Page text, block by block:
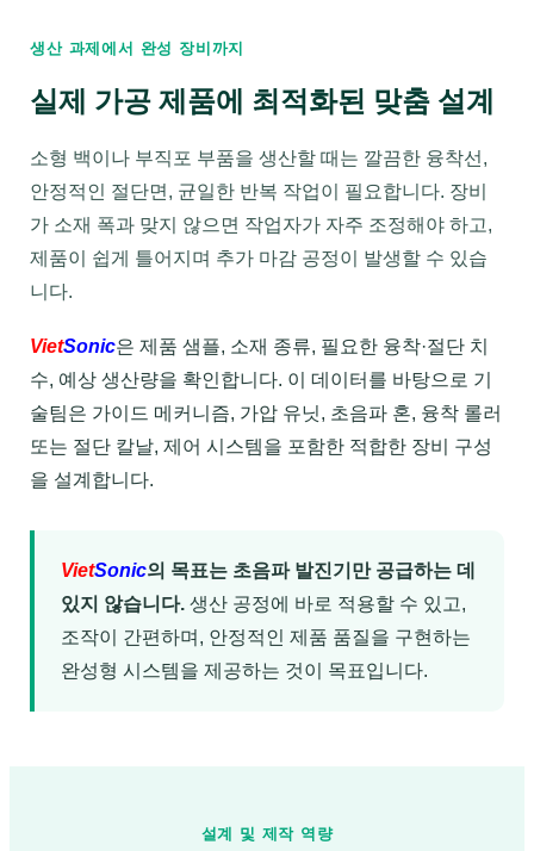
생산 과제에서 완성 장비까지
실제 가공 제품에 최적화된 맞춤 설계
소형 백이나 부직포 부품을 생산할 때는 깔끔한 융착선,
안정적인 절단면, 균일한 반복 작업이 필요합니다. 장비
가 소재 폭과 맞지 않으면 작업자가 자주 조정해야 하고,
제품이 쉽게 틀어지며 추가 마감 공정이 발생할 수 있습
니다.
VietSonic은 제품 샘플, 소재 종류, 필요한 융착·절단 치
수, 예상 생산량을 확인합니다. 이 데이터를 바탕으로 기
술팀은 가이드 메커니즘, 가압 유닛, 초음파 혼, 융착 롤러
또는 절단 칼날, 제어 시스템을 포함한 적합한 장비 구성
을 설계합니다.
VietSonic의 목표는 초음파 발진기만 공급하는 데
있지 않습니다. 생산 공정에 바로 적용할 수 있고,
조작이 간편하며, 안정적인 제품 품질을 구현하는
완성형 시스템을 제공하는 것이 목표입니다.
설계 및 제작 역량